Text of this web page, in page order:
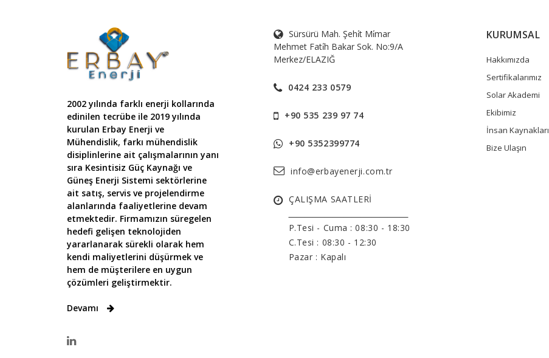
2002 yılında farklı enerji kollarında
edinilen tecrübe ile 2019 yılında
kurulan Erbay Enerji ve
Mühendislik, farkı mühendislik
disiplinlerine ait çalışmalarının yanı
sıra Kesintisiz Güç Kaynağı ve
Güneş Enerji Sistemi sektörlerine
ait satış, servis ve projelendirme
alanlarında faaliyetlerine devam
etmektedir. Firmamızın süregelen
hedefi gelişen teknolojiden
yararlanarak sürekli olarak hem
kendi maliyetlerini düşürmek ve
hem de müşterilere en uygun
çözümleri geliştirmektir.
Devamı
Sürsürü Mah. Şehi̇t Mi̇mar
Mehmet Fati̇h Bakar Sok. No:9/A
Merkez/ELAZIĞ
0424 233 0579
+90 535 239 97 74
+90 5352399774
info@erbayenerji.com.tr
ÇALIŞMA SAATLERİ
P.Tesi - Cuma : 08:30 - 18:30
C.Tesi : 08:30 - 12:30
Pazar : Kapalı
KURUMSAL
Hakkımızda
Sertifikalarımız
Solar Akademi
Ekibimiz
İnsan Kaynakları
Bize Ulaşın